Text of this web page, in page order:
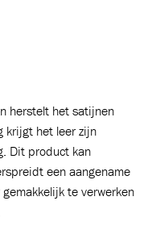
herstelt het satijnen
krijgt het leer zijn
Dit product kan
een aangename
te verwerken